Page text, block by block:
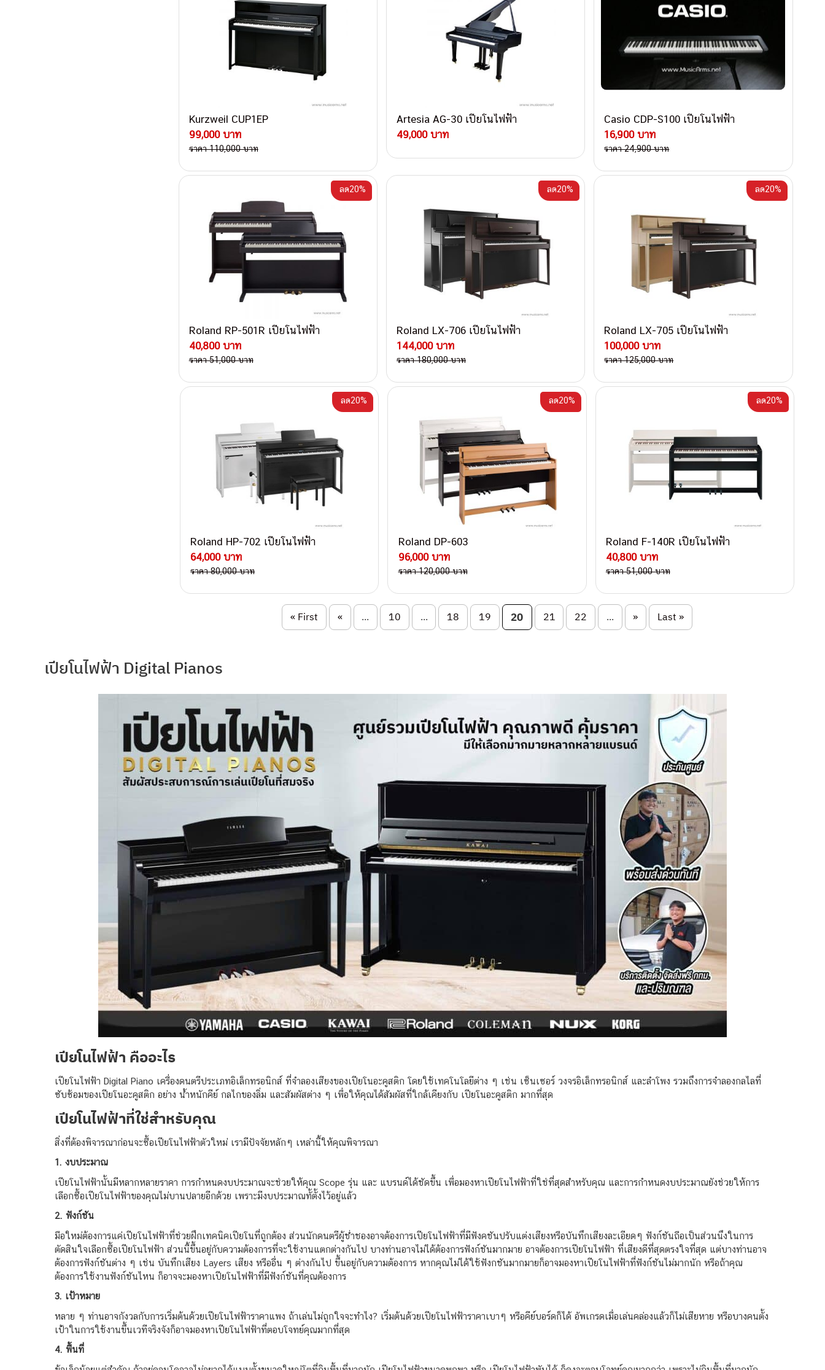
Kurzweil CUP1EP
99,000 บาท
ราคา 110,000 บาท
Artesia AG-30 เปียโนไฟฟ้า
49,000 บาท
Casio CDP-S100 เปียโนไฟฟ้า
16,900 บาท
ราคา 24,900 บาท
Roland RP-501R เปียโนไฟฟ้า
40,800 บาท
ลด20%
ราคา 51,000 บาท
Roland LX-706 เปียโนไฟฟ้า
144,000 บาท
ลด20%
ราคา 180,000 บาท
Roland LX-705 เปียโนไฟฟ้า
100,000 บาท
ลด20%
ราคา 125,000 บาท
Roland HP-702 เปียโนไฟฟ้า
64,000 บาท
ลด20%
ราคา 80,000 บาท
Roland DP-603
96,000 บาท
ลด20%
ราคา 120,000 บาท
Roland F-140R เปียโนไฟฟ้า
40,800 บาท
ลด20%
ราคา 51,000 บาท
Post navigation « First « ... 10 ... 18 19 20 21 22 ... » Last »
เปียโนไฟฟ้า Digital Pianos
เปียโนไฟฟ้า คืออะไร
เปียโนไฟฟ้า Digital Piano เครื่องดนตรีประเภทอิเล็กทรอนิกส์ ที่จำลองเสียงของเปียโนอะคูสติก โดยใช้เทคโนโลยีต่าง ๆ เช่น เซ็นเซอร์ วงจรอิเล็กทรอนิกส์ และลำโพง รวมถึงการจำลองกลไลที่
ซับซ้อมของเปียโนอะคูสติก อย่าง น้ำหนักคีย์ กลไกของลิ่ม และสัมผัสต่าง ๆ เพื่อให้คุณได้สัมผัสที่ใกล้เคียงกับ เปียโนอะคูสติก มากที่สุด
เปียโนไฟฟ้าที่ใช่สำหรับคุณ
สิ่งที่ต้องพิจารณาก่อนจะซื้อเปียโนไฟฟ้าตัวใหม่ เรามีปัจจัยหลักๆ เหล่านี้ให้คุณพิจารณา
1. งบประมาณ
เปียโนไฟฟ้านั้นมีหลากหลายราคา การกำหนดงบประมาณจะช่วยให้คุณ Scope รุ่น และ แบรนด์ได้ชัดขึ้น เพื่อมองหาเปียโนไฟฟ้าที่ใช่ที่สุดสำหรับคุณ และการกำหนดงบประมาณยังช่วยให้การ
เลือกซื้อเปียโนไฟฟ้าของคุณไม่บานปลายอีกด้วย เพราะมีงบประมาณทั้ตั้งไว้อยู่แล้ว
2. ฟังก์ชัน
มือใหม่ต้องการแค่เปียโนไฟฟ้าที่ช่วยฝึกเทคนิคเปียโนที่ถูกต้อง ส่วนนักดนตรีผู้ช่ำชองอาจต้องการเปียโนไฟฟ้าที่มีฟังคชันปรับแต่งเสียงหรือบันทึกเสียงละเอียดๆ ฟังก์ชันถือเป็นส่วนนึงในการ
ตัดสินใจเลือกซื้อเปียโนไฟฟ้า ส่วนนี้ขึ้นอยู่กับความต้องการที่จะใช้งานแตกต่างกันไป บางท่านอาจไม่ได้ต้องการฟังก์ชันมากมาย อาจต้องการเปียโนไฟฟ้า ที่เสียงดีที่สุดตรงใจที่สุด แต่บางท่านอาจ
ต้องการฟังก์ชันต่าง ๆ เช่น บันทึกเสียง Layers เสียง หรืออื่น ๆ ต่างกันไป ขึ้นอยู่กับความต้องการ หากคุณไม่ได้ใช้ฟังกชันมากมายก็อาจมองหาเปียโนไฟฟ้าที่ฟังก์ชันไม่มากนัก หรือถ้าคุณ
ต้องการใช้งานฟังก์ชันไหน ก็อาจจะมองหาเปียโนไฟฟ้าที่มีฟังก์ชันที่คุณต้องการ
3. เป้าหมาย
หลาย ๆ ท่านอาจกังวลกับการเริ่มต้นด้วยเปียโนไฟฟ้าราคาแพง ถ้าเล่นไม่ถูกใจจะทำไง? เริ่มต้นด้วยเปียโนไฟฟ้าราคาเบาๆ หรือคีย์บอร์ดก็ได้ อัพเกรดเมื่อเล่นคล่องแล้วก็ไม่เสียหาย หรือบางคนตั้ง
เป่้าในการใช้งานขึ้นเวทีจริงจังก็อาจมองหาเปียโนไฟฟ้าที่ตอบโจทย์คุณมากที่สุด
4. พื้นที่